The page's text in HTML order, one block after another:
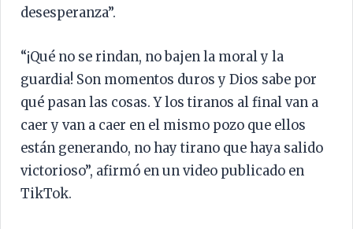
desesperanza”.
“¡Qué no se rindan, no bajen la moral y la
guardia! Son momentos duros y Dios sabe por
qué pasan las cosas. Y los tiranos al final van a
caer y van a caer en el mismo pozo que ellos
están generando, no hay tirano que haya salido
victorioso”, afirmó en un video publicado en
TikTok.